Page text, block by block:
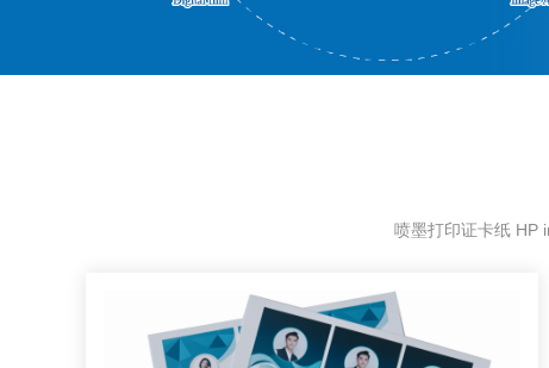
喷墨打印证卡纸 HP